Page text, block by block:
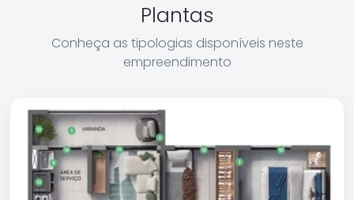
Plantas
Conheça as tipologias disponíveis neste
empreendimento